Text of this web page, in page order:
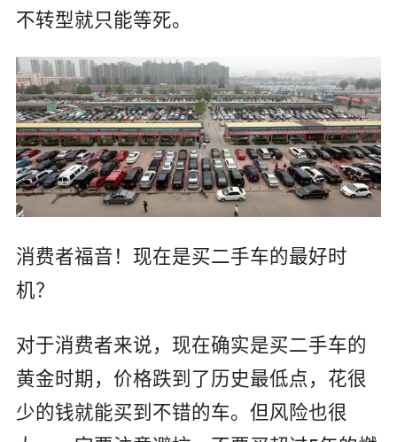
不转型就只能等死。
消费者福音！现在是买二手车的最好时
机？
对于消费者来说，现在确实是买二手车的
黄金时期，价格跌到了历史最低点，花很
少的钱就能买到不错的车。但风险也很